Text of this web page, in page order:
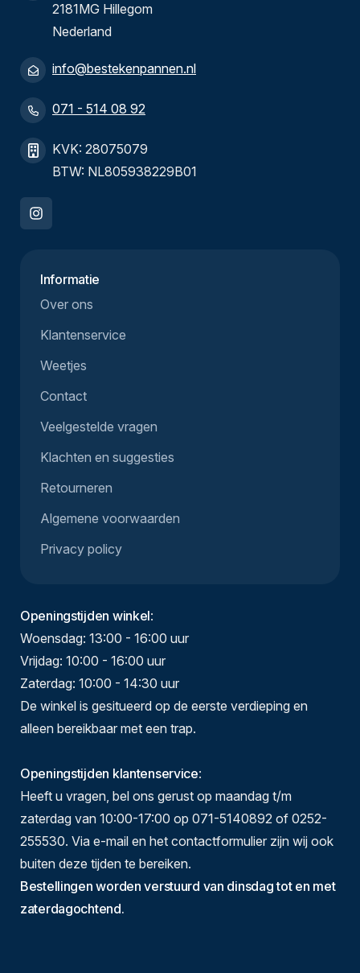
2181MG Hillegom
Nederland
info@bestekenpannen.nl
071 - 514 08 92
KVK: 28075079
BTW: NL805938229B01
Informatie
Over ons
Klantenservice
Weetjes
Contact
Veelgestelde vragen
Klachten en suggesties
Retourneren
Algemene voorwaarden
Privacy policy
Openingstijden winkel:
Woensdag: 13:00 - 16:00 uur
Vrijdag: 10:00 - 16:00 uur
Zaterdag: 10:00 - 14:30 uur
De winkel is gesitueerd op de eerste verdieping en
alleen bereikbaar met een trap.
Openingstijden klantenservice:
Heeft u vragen, bel ons gerust op maandag t/m
zaterdag van 10:00-17:00 op 071-5140892 of 0252-
255530. Via e-mail en het contactformulier zijn wij ook
buiten deze tijden te bereiken.
Bestellingen worden verstuurd van dinsdag tot en met
zaterdagochtend.